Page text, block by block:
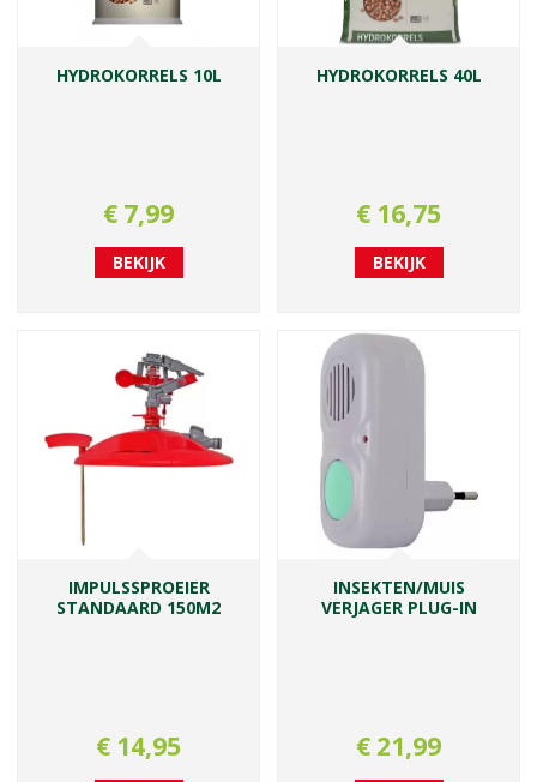
HYDROKORRELS 10L
€ 7,99
BEKIJK
HYDROKORRELS 40L
€ 16,75
BEKIJK
IMPULSSPROEIER
STANDAARD 150M2
€ 14,95
INSEKTEN/MUIS
VERJAGER PLUG-IN
€ 21,99